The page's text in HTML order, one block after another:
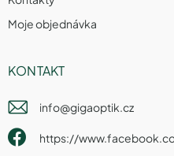
Moje objednávka
KONTAKT
info@gigaoptik.cz
https://